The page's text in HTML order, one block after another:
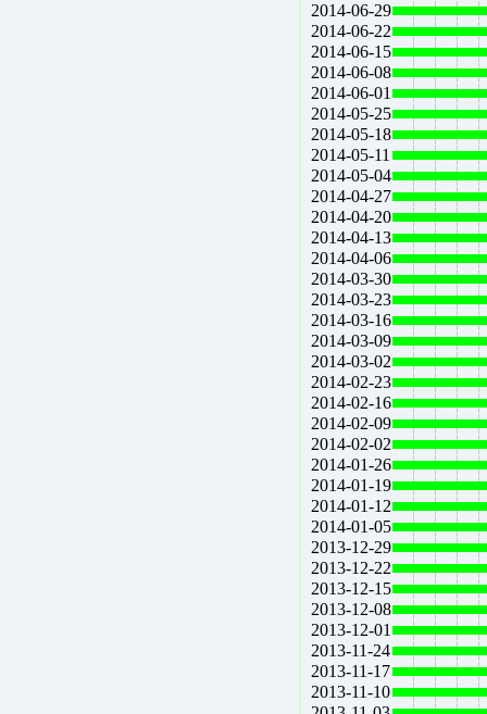
2014-06-29
2014-06-22
2014-06-15
2014-06-08
2014-06-01
2014-05-25
2014-05-18
2014-05-11
2014-05-04
2014-04-27
2014-04-20
2014-04-13
2014-04-06
2014-03-30
2014-03-23
2014-03-16
2014-03-09
2014-03-02
2014-02-23
2014-02-16
2014-02-09
2014-02-02
2014-01-26
2014-01-19
2014-01-12
2014-01-05
2013-12-29
2013-12-22
2013-12-15
2013-12-08
2013-12-01
2013-11-24
2013-11-17
2013-11-10